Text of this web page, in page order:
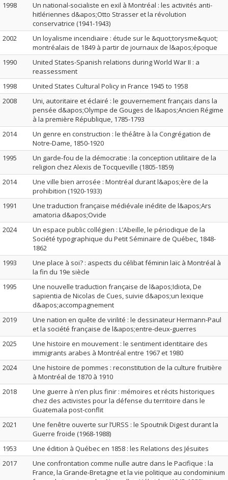
1998
Un national-socialiste en exil à Montréal : les activités anti-
hitlériennes d&apos;Otto Strasser et la révolution
conservatrice (1941-1943)
2002
Un loyalisme incendiaire : étude sur le &quot;torysme&quot;
montréalais de 1849 à partir de journaux de l&apos;époque
1990
United States-Spanish relations during World War II : a
reassessment
1998
United States Cultural Policy in France 1945 to 1958
2008
Uni, autoritaire et éclairé : le gouvernement français dans la
pensée d&apos;Olympe de Gouges de l&apos;Ancien Régime
à la première République, 1785-1793
2014
Un genre en construction : le théâtre à la Congrégation de
Notre-Dame, 1850-1920
1995
Un garde-fou de la démocratie : la conception utilitaire de la
religion chez Alexis de Tocqueville (1805-1859)
2014
Une ville bien arrosée : Montréal durant l&apos;ère de la
prohibition (1920-1933)
1991
Une traduction française médiévale inédite de l&apos;Ars
amatoria d&apos;Ovide
2024
Un espace public collégien : L’Abeille, le périodique de la
Société typographique du Petit Séminaire de Québec, 1848-
1862
1993
Une place à soi? : aspects du célibat féminin laïc à Montréal à
la fin du 19e siècle
1995
Une nouvelle traduction française de l&apos;Idiota, De
sapientia de Nicolas de Cues, suivie d&apos;un lexique
d&apos;accompagnement
2019
Une nation en quête de virilité : le dessinateur Hermann-Paul
et la société française de l&apos;entre-deux-guerres
2025
Une histoire en mouvement : le sentiment identitaire des
immigrants arabes à Montréal entre 1967 et 1980
2024
Une histoire de pommes : reconstitution de la culture fruitière
à Montréal de 1870 à 1910
2018
Une guerre à n’en plus finir : mémoires et récits historiques
chez des activistes pour la défense du territoire dans le
Guatemala post-conflit
2021
Une fenêtre ouverte sur l’URSS : le Spoutnik Digest durant la
Guerre froide (1968-1988)
1953
Une édition à Québec en 1858 : les Relations des Jésuites
2017
Une confrontation comme nulle autre dans le Pacifique : la
France, la Grande-Bretagne et la vie politique au condominium